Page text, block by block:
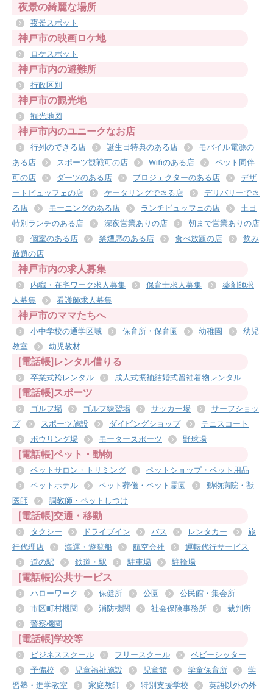
夜景の綺麗な場所
夜景スポット
神戸市の映画ロケ地
ロケスポット
神戸市内の避難所
行政区別
神戸市の観光地
観光地図
神戸市内のユニークなお店
行列のできる店 誕生日特典のある店
モバイル電源の
ある店
スポーツ観戦可の店 Wifiのある店
ペット同伴
可の店
ダーツのある店 プロジェクターのある店
デザ
ートビュッフェの店
ケータリングできる店
デリバリーでき
る店
モーニングのある店 ランチビュッフェの店
土日
特別ランチのある店
深夜営業ありの店
朝まで営業ありの店
個室のある店
禁煙席のある店 食べ放題の店
飲み
放題の店
神戸市内の求人募集
内職・在宅ワーク求人募集 保育士求人募集
薬剤師求
人募集
看護師求人募集
神戸市のママたちへ
小中学校の通学区域 保育所・保育園 幼稚園
幼児
教室
幼児教材
[電話帳]レンタル借りる
卒業式袴レンタル 成人式振袖結婚式留袖着物レンタル
[電話帳]スポーツ
ゴルフ場 ゴルフ練習場 サッカー場
サーフショッ
プ
スポーツ施設 ダイビングショップ
テニスコート
ボウリング場
モータースポーツ 野球場
[電話帳]ペット・動物
ペットサロン・トリミング
ペットショップ・ペット用品
ペットホテル
ペット葬儀・ペット霊園
動物病院・獣
医師
調教師・ペットしつけ
[電話帳]交通・移動
タクシー ドライブイン バス レンタカー
旅
行代理店
海運・遊覧船 航空会社
運転代行サービス
道の駅
鉄道・駅 駐車場 駐輪場
[電話帳]公共サービス
ハローワーク 保健所 公園
公民館・集会所
市区町村機関
消防機関 社会保険事務所
裁判所
警察機関
[電話帳]学校等
ビジネススクール フリースクール
ベビーシッター
予備校
児童福祉施設 児童館 学童保育所
学
習塾・進学教室
家庭教師 特別支援学校 英語以外の外